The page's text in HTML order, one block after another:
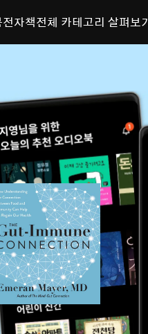
전자책전체 카테고리 살펴보기